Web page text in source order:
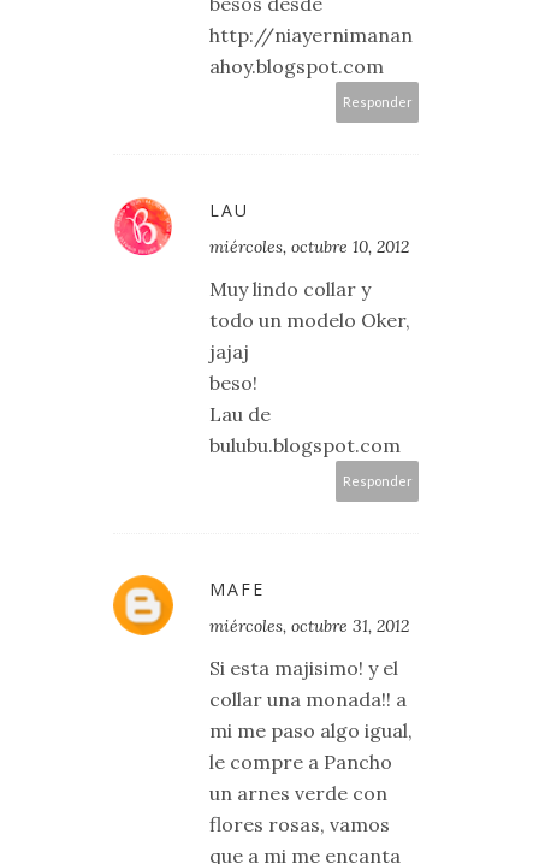
http://niayernimanan
ahoy.blogspot.com
Responder
LAU
miércoles, octubre 10, 2012
Muy lindo collar y
todo un modelo Oker,
jajaj
beso!
Lau de
bulubu.blogspot.com
Responder
MAFE
miércoles, octubre 31, 2012
Si esta majisimo! y el
collar una monada!! a
mi me paso algo igual,
le compre a Pancho
un arnes verde con
flores rosas, vamos
que a mi me encanta